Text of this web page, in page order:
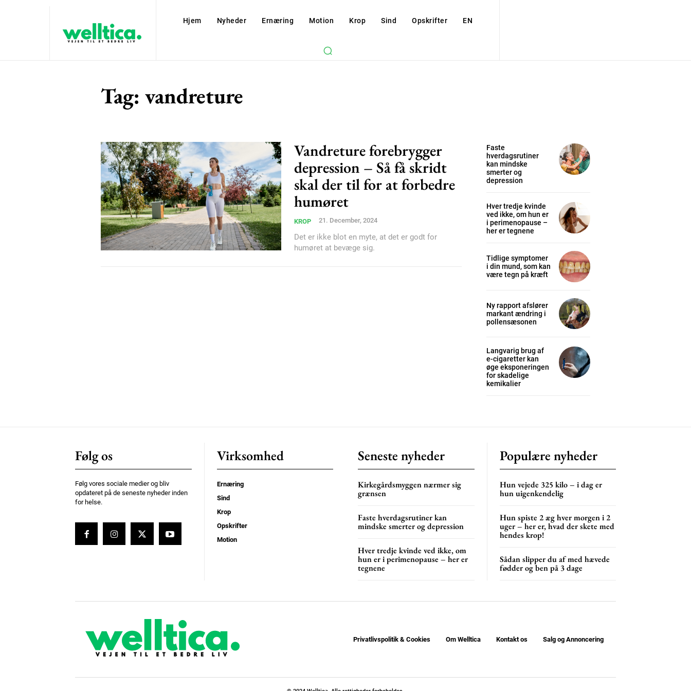
Subscription Plans
/ year
Hjem Nyheder Ernæring Motion Krop Sind Opskrifter EN
Tag: vandreture
Vandreture forebrygger
depression – Så få skridt
skal der til for at forbedre
humøret
KROP 21. December, 2024
Det er ikke blot en myte, at det er godt for
humøret at bevæge sig.
Faste
hverdagsrutiner
kan mindske
smerter og
depression
Hver tredje kvinde
ved ikke, om hun er
i perimenopause –
her er tegnene
Tidlige symptomer
i din mund, som kan
være tegn på kræft
Ny rapport afslører
markant ændring i
pollensæsonen
Langvarig brug af
e-cigaretter kan
øge eksponeringen
for skadelige
kemikalier
Følg os
Følg vores sociale medier og bliv
opdateret på de seneste nyheder inden
for helse.
Virksomhed
Ernæring
Sind
Krop
Opskrifter
Motion
Seneste nyheder
Kirkegårdsmyggen nærmer sig
grænsen
Faste hverdagsrutiner kan
mindske smerter og depression
Hver tredje kvinde ved ikke, om
hun er i perimenopause – her er
tegnene
Populære nyheder
Hun vejede 325 kilo – i dag er
hun uigenkendelig
Hun spiste 2 æg hver morgen i 2
uger – her er, hvad der skete med
hendes krop!
Sådan slipper du af med hævede
fødder og ben på 3 dage
Privatlivspolitik & Cookies Om Welltica Kontakt os Salg og Annoncering